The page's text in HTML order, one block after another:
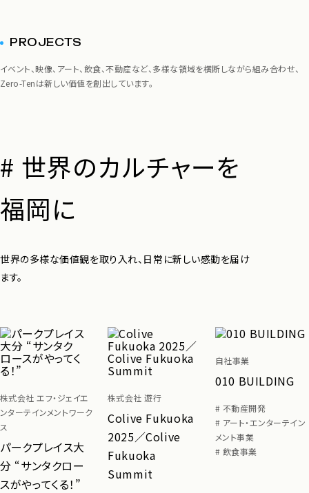
PROJECTS
イベント、映像、アート、飲食、不動産など、多様な領域を横断しながら組み合わせ、
Zero-Tenは新しい価値を創出しています。
# 世界のカルチャーを
福岡に
世界の多様な価値観を取り入れ、日常に新しい感動を届け
ます。
株式会社 エフ・ジェイエ
ンターテインメントワーク
ス
パークプレイス大
分 “サンタクロー
スがやってくる！”
株式会社 遊行
Colive Fukuoka
2025／Colive
Fukuoka
Summit
自社事業
010 BUILDING
# 不動産開発
# アート・エンターテイン
メント事業
# 飲食事業